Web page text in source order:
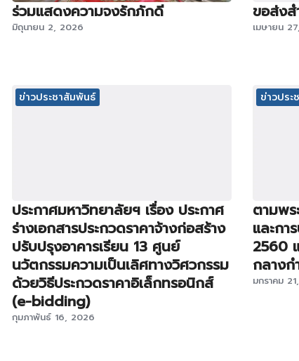
ร่วมแสดงความจงรักภักดี
มิถุนายน 2, 2026
ขอส่ง
เมษายน
ข่าวประชาสัมพันธ์
ประกาศมหาวิทยาลัยฯ เรื่อง ประกาศ
ร่างเอกสารประกวดราคาจ้างก่อสร้าง
ปรับปรุงอาคารเรียน 13 ศูนย์
นวัตกรรมความเป็นเลิศทางวิศวกรรม
ด้วยวิธีประกวดราคาอิเล็กทรอนิกส์
(e-bidding)
กุมภาพันธ์ 16, 2026
ข่าวปร
ตามพ
และกา
2560
กลาง
มกราคม